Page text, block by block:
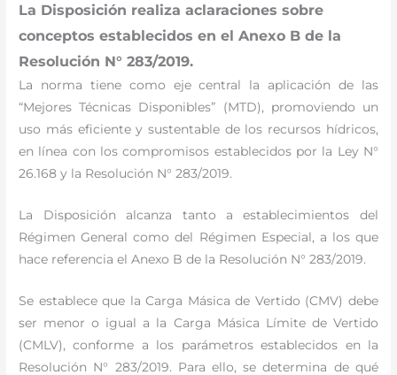
La Disposición realiza aclaraciones sobre
conceptos establecidos en el Anexo B de la
Resolución N° 283/2019.
La norma tiene como eje central la aplicación de las
“Mejores Técnicas Disponibles” (MTD), promoviendo un
uso más eficiente y sustentable de los recursos hídricos,
en línea con los compromisos establecidos por la Ley N°
26.168 y la Resolución N° 283/2019.
La Disposición alcanza tanto a establecimientos del
Régimen General como del Régimen Especial, a los que
hace referencia el Anexo B de la Resolución N° 283/2019.
Se establece que la Carga Másica de Vertido (CMV) debe
ser menor o igual a la Carga Másica Límite de Vertido
(CMLV), conforme a los parámetros establecidos en la
Resolución N° 283/2019. Para ello, se determina de qué